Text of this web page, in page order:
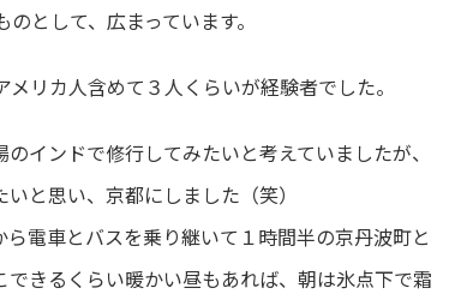
として、広まっています。
リカ人含めて３人くらいが経験者でした。
インドで修行してみたいと考えていましたが、
いと思い、京都にしました（笑）
電車とバスを乗り継いて１時間半の京丹波町と
きるくらい暖かい昼もあれば、朝は氷点下で霜